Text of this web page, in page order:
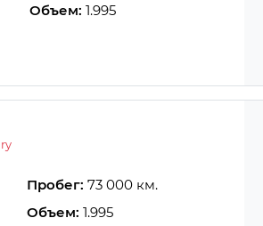
Объем: 1.995
Пробег: 73 000 км.
Объем: 1.995